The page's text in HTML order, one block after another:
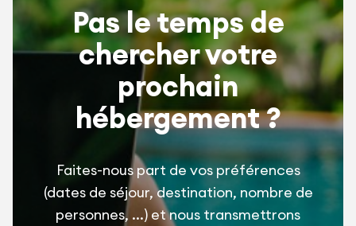
Pas le temps de
chercher votre
prochain
hébergement ?
Faites-nous part de vos préférences
(dates de séjour, destination, nombre de
personnes, ...) et nous transmettrons